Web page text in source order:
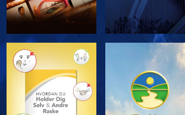
UDFORSK SERIEN UDFORSK SERIEN